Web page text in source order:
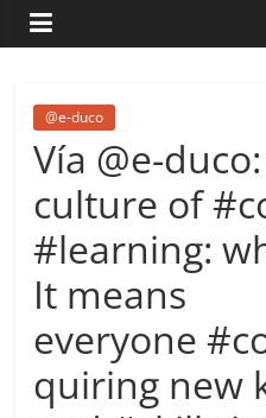
Gestión
del
Learn
more.
Do
more.
more.
@e-duco
Vía @e-
culture of
#learning:
It means
everyone
quiring new